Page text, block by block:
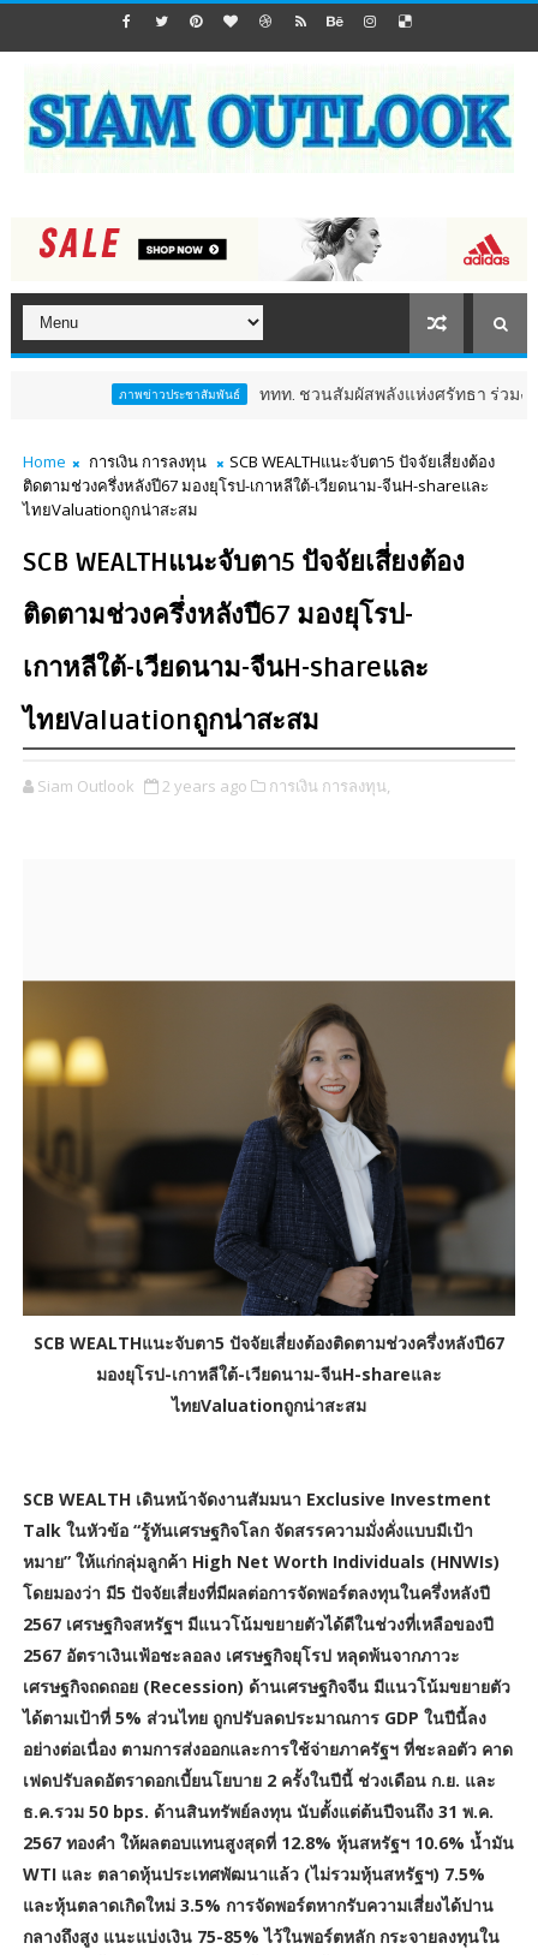
ภาพข่าวประชาสัมพันธ์ ททท. ชวนสัมผัสพลังแห่งศรัทธา ร่วมงาน "ห่มผ้า
Home การเงิน การลงทุน
SCB WEALTHแนะจับตา5 ปัจจัยเสี่ยงต้อง
ติดตามช่วงครึ่งหลังปี67 มองยุโรป-เกาหลีใต้-เวียดนาม-จีนH-shareและ
ไทยValuationถูกน่าสะสม
SCB WEALTHแนะจับตา5 ปัจจัยเสี่ยงต้อง
ติดตามช่วงครึ่งหลังปี67 มองยุโรป-
เกาหลีใต้-เวียดนาม-จีนH-shareและ
ไทยValuationถูกน่าสะสม
Siam Outlook 2 years ago การเงิน การลงทุน,
SCB WEALTHแนะจับตา5 ปัจจัยเสี่ยงต้องติดตามช่วงครึ่งหลังปี67
มองยุโรป-เกาหลีใต้-เวียดนาม-จีนH-shareและ
ไทยValuationถูกน่าสะสม
SCB WEALTH เดินหน้าจัดงานสัมมนา Exclusive Investment
Talk ในหัวข้อ “รู้ทันเศรษฐกิจโลก จัดสรรความมั่งคั่งแบบมีเป้า
หมาย” ให้แก่กลุ่มลูกค้า High Net Worth Individuals (HNWIs)
โดยมองว่า มี5 ปัจจัยเสี่ยงที่มีผลต่อการจัดพอร์ตลงทุนในครึ่งหลังปี
2567 เศรษฐกิจสหรัฐฯ มีแนวโน้มขยายตัวได้ดีในช่วงที่เหลือของปี
2567 อัตราเงินเฟ้อชะลอลง เศรษฐกิจยุโรป หลุดพ้นจากภาวะ
เศรษฐกิจถดถอย (Recession) ด้านเศรษฐกิจจีน มีแนวโน้มขยายตัว
ได้ตามเป้าที่ 5% ส่วนไทย ถูกปรับลดประมาณการ GDP ในปีนี้ลง
อย่างต่อเนื่อง ตามการส่งออกและการใช้จ่ายภาครัฐฯ ที่ชะลอตัว คาด
เฟดปรับลดอัตราดอกเบี้ยนโยบาย 2 ครั้งในปีนี้ ช่วงเดือน ก.ย. และ
ธ.ค.รวม 50 bps. ด้านสินทรัพย์ลงทุน นับตั้งแต่ต้นปีจนถึง 31 พ.ค.
2567 ทองคำ ให้ผลตอบแทนสูงสุดที่ 12.8% หุ้นสหรัฐฯ 10.6% น้ำมัน
WTI และ ตลาดหุ้นประเทศพัฒนาแล้ว (ไม่รวมหุ้นสหรัฐฯ) 7.5%
และหุ้นตลาดเกิดใหม่ 3.5% การจัดพอร์ตหากรับความเสี่ยงได้ปาน
กลางถึงสูง แนะแบ่งเงิน 75-85% ไว้ในพอร์ตหลัก กระจายลงทุนใน